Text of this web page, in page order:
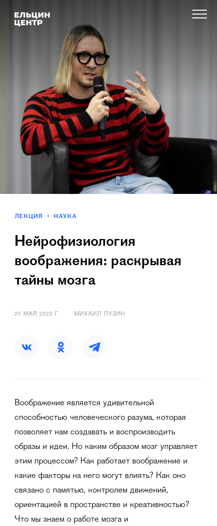
ЛЕКЦИЯ НАУКА
Нейрофизиология
воображения: раскрывая
тайны мозга
25 МАЯ 2023 Г. МИХАИЛ ЛУЗИН
Воображение является удивительной
способностью человеческого разума, которая
позволяет нам создавать и воспроизводить
образы и идеи. Но каким образом мозг управляет
этим процессом? Как работает воображение и
какие факторы на него могут влиять? Как оно
связано с памятью, контролем движений,
ориентацией в пространстве и креативностью?
Что мы знаем о работе мозга и